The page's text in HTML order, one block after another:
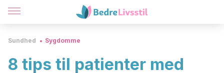
Sundhed Sygdomme
8 tips til patienter med